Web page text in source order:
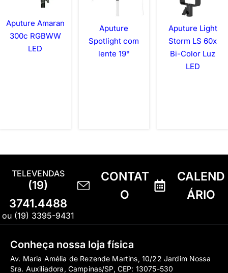
Aputure Amaran
300c RGBWW
LED
Aputure
Spotlight com
lente 19°
Aputure Light
Storm LS 60x
Bi-Color Luz
LED
TELEVENDAS
(19)
3741.4488
ou (19) 3395-9431
CONTAT
O
CALEND
ÁRIO
Conheça nossa loja física
Av. Maria Amélia de Rezende Martins, 10/22 Jardim Nossa
Sra. Auxiliadora, Campinas/SP, CEP: 13075-530